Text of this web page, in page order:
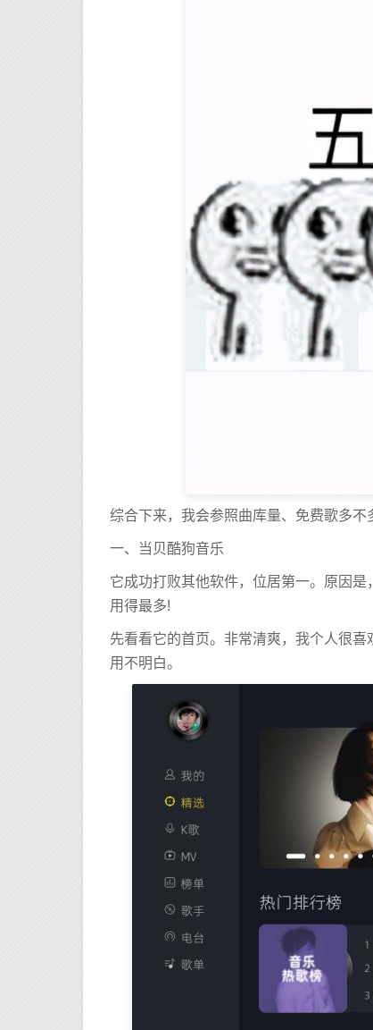
综合下来，我会参照曲库量、免费歌多
一、当贝酷狗音乐
它成功打败其他软件，位居第一。原因
用得最多!
先看看它的首页。非常清爽，我个人很
用不明白。